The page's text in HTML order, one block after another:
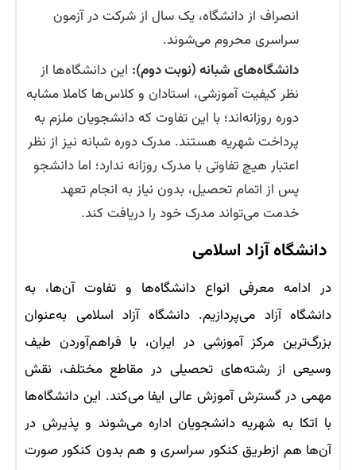
انصراف از دانشگاه، یک سال از شرکت در آزمون
سراسری محروم می‌شوند.
دانشگاه‌های شبانه (نوبت دوم): این دانشگاه‌ها از
نظر کیفیت آموزشی، استادان و کلاس‌ها کاملا مشابه
دوره روزانه‌اند؛ با این تفاوت که دانشجویان ملزم به
پرداخت شهریه هستند. مدرک دوره شبانه نیز از نظر
اعتبار هیچ تفاوتی با مدرک روزانه ندارد؛ اما دانشجو
پس از اتمام تحصیل، بدون نیاز به انجام تعهد
خدمت می‌تواند مدرک خود را دریافت کند.
دانشگاه آزاد اسلامی
در ادامه معرفی انواع دانشگاه‌ها و تفاوت آن‌ها، به
دانشگاه آزاد می‌پردازیم. دانشگاه آزاد اسلامی به‌عنوان
بزرگ‌ترین مرکز آموزشی در ایران، با فراهم‌آوردن طیف
وسیعی از رشته‌های تحصیلی در مقاطع مختلف،‌ نقش
مهمی در گسترش آموزش عالی ایفا می‌کند. این دانشگاه‌ها
با اتکا به شهریه دانشجویان اداره می‌شوند و پذیرش در
آن‌ها هم ازطریق کنکور سراسری و هم بدون کنکور صورت